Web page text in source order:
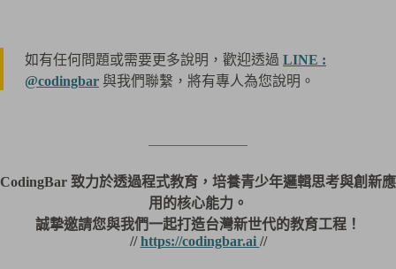
如有任何問題或需要更多說明，歡迎透過 LINE :
@codingbar 與我們聯繫，將有專人為您說明。
CodingBar 致力於透過程式教育，培養青少年邏輯思考與創新應
用的核心能力。
誠摯邀請您與我們一起打造台灣新世代的教育工程！
//https://codingbar.ai //